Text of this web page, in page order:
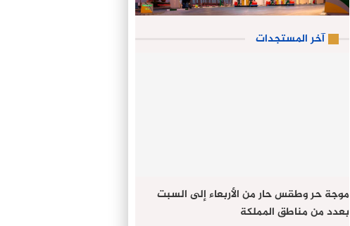
آخر المستجدات
موجة حر وطقس حار من الأربعاء إلى السبت
بعدد من مناطق المملكة